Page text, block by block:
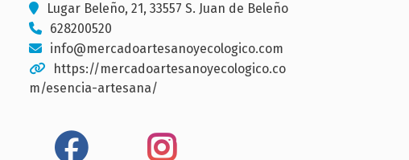
Lugar Beleño, 21, 33557 S. Juan de Beleño
628200520
info@mercadoartesanoyecologico.com
https://mercadoartesanoyecologico.co
m/esencia-artesana/